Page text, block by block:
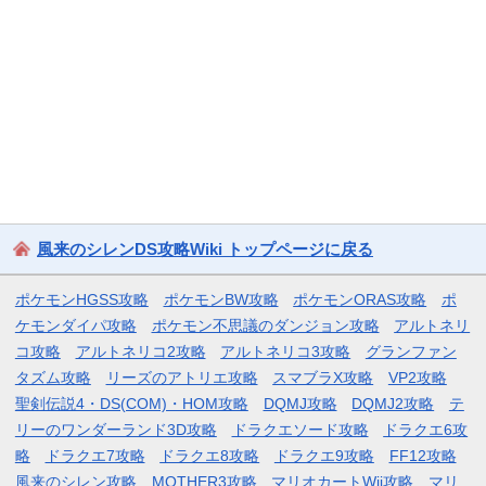
風来のシレンDS攻略Wiki トップページに戻る
ポケモンHGSS攻略 ポケモンBW攻略 ポケモンORAS攻略
ポ
ケモンダイパ攻略
ポケモン不思議のダンジョン攻略
アルトネリ
コ攻略
アルトネリコ2攻略 アルトネリコ3攻略
グランファン
タズム攻略
リーズのアトリエ攻略 スマブラX攻略
VP2攻略
聖剣伝説4・DS(COM)・HOM攻略
DQMJ攻略 DQMJ2攻略
テ
リーのワンダーランド3D攻略
ドラクエソード攻略
ドラクエ6攻
略
ドラクエ7攻略 ドラクエ8攻略 ドラクエ9攻略
FF12攻略
風来のシレン攻略
MOTHER3攻略 マリオカートWii攻略 マリ